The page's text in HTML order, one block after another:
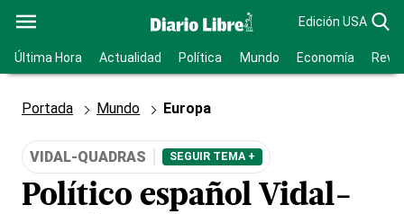
Edición USA
Última Hora Actualidad Política Mundo Economía
Portada Mundo Europa
VIDAL-QUADRAS SEGUIR TEMA +
Político español Vidal-